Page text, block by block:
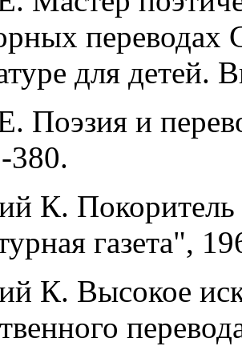
для детей.
Поэзия и
380.
К.
газета",
К. Высокое